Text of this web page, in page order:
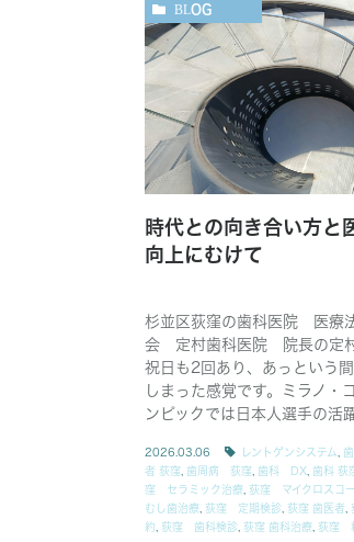
BLOG
時代との向き合い方と
向上にむけて
杉並区荻窪の歯科医院 医療
会 定村歯科医院 院長の定
祝日も2回あり、あっという
しまった感覚です。ミラノ・
ンピックでは日本人選手の活
2026.03.06 レントゲンシステム
者 荻窪
歯周病 荻窪 歯科 DX 歯科 荻
窪 セラミック治療 荻窪 マイクロスコ
むし歯治療 荻窪 定期検診 荻窪 歯医者
約
荻窪 歯科検診 荻窪 歯科治療 荻窪